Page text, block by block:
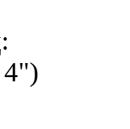
4")